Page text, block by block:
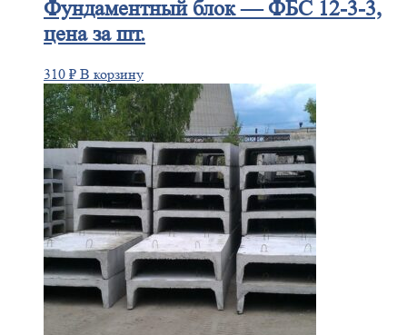
Фундаментныйблок — ФБС 12-3-3,
цена за шт.
310 ₽ В корзину